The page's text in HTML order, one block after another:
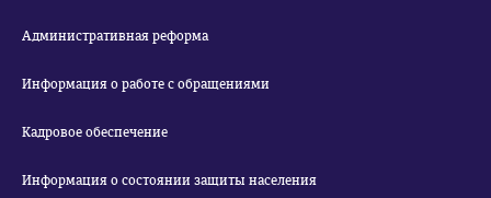
Административная реформа
Информация о работе с обращениями
Кадровое обеспечение
Информация о состоянии защиты населения